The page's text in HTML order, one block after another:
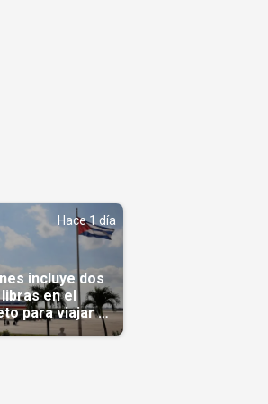
Hace 1 día
incluye dos
en el
para viajar a